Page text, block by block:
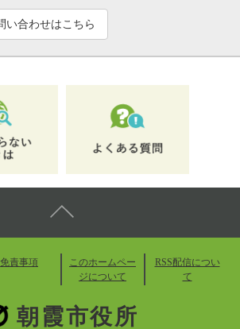
い合わせはこちら
免責事項
このホームペー
ジについて
RSS配信につい
て
朝霞市役所